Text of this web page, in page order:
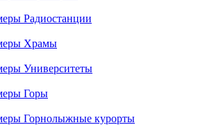
Радиостанции
Храмы
Университеты
Горы
Горнолыжные курорты